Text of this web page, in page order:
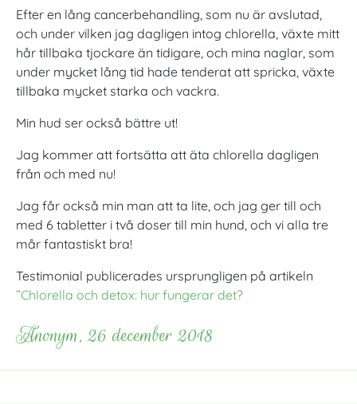
Efter en lång cancerbehandling, som nu är avslutad,
och under vilken jag dagligen intog chlorella, växte mitt
hår tillbaka tjockare än tidigare, och mina naglar, som
under mycket lång tid hade tenderat att spricka, växte
tillbaka mycket starka och vackra.
Min hud ser också bättre ut!
Jag kommer att fortsätta att äta chlorella dagligen
från och med nu!
Jag får också min man att ta lite, och jag ger till och
med 6 tabletter i två doser till min hund, och vi alla tre
mår fantastiskt bra!
Testimonial publicerades ursprungligen på artikeln
”Chlorella och detox: hur fungerar det?
Anonym, 26 december 2018